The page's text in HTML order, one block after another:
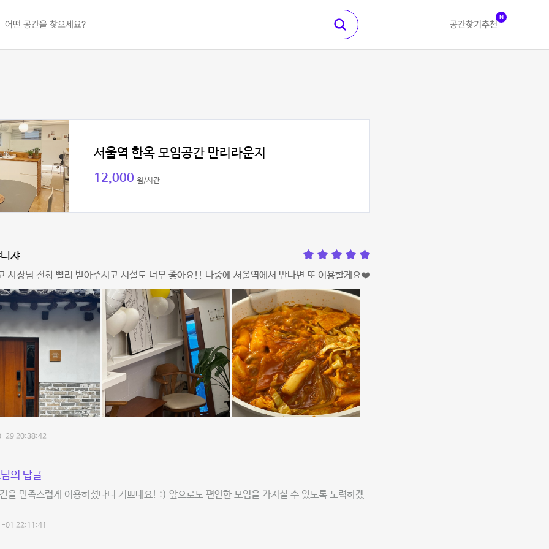
공간찾기 추천
N
서울역 한옥 모임공간 만리라운지
12,000 원/시간
쟈
사장님 전화 빨리 받아주시고 시설도 너무 좋아요!! 나중에 서울역에서 만나면 또 이용할게요❤️
29 20:38:42
의 답글
을 만족스럽게 이용하셨다니 기쁘네요! :) 앞으로도 편안한 모임을 가지실 수 있도록 노력하겠
01 22:11:41